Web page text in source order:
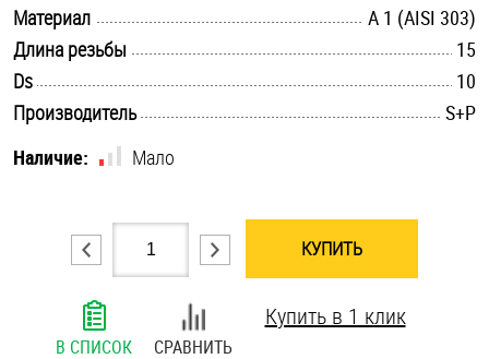
Шпильки
Шплинты
Штифты и пальцы
Материал
А 1 (AISI 303)
Длина резьбы
15
Ds
10
Производитель
S+P
Наличие:
Мало
КУПИТЬ
В СПИСОК СРАВНИТЬ
Купить в 1 клик